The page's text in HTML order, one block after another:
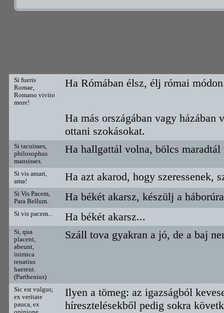
Si fueris
Romae,
Romano vivito
more!
Ha Rómában élsz, élj római
Ha más országában vagy
ottani szokásokat.
Si tacuisses,
philosophus
mansisses.
Ha hallgattál volna, bölcs maradtál
Si vis amari,
ama!
Ha azt akarod, hogy szeressenek,
Si Vis Pacem,
Para Bellum.
Ha békét akarsz, készülj a
Si vis pacem... Ha békét akarsz...
Si, qua
placent,
abeunt,
inimica
tenatius
haerent.
(Parthenius)
Száll tova gyakran a jó, de a baj
Sic est vulgus;
ex veritate
pauca, ex
Ilyen a tömeg: az igazságból
híresztelésekből pedig sokra